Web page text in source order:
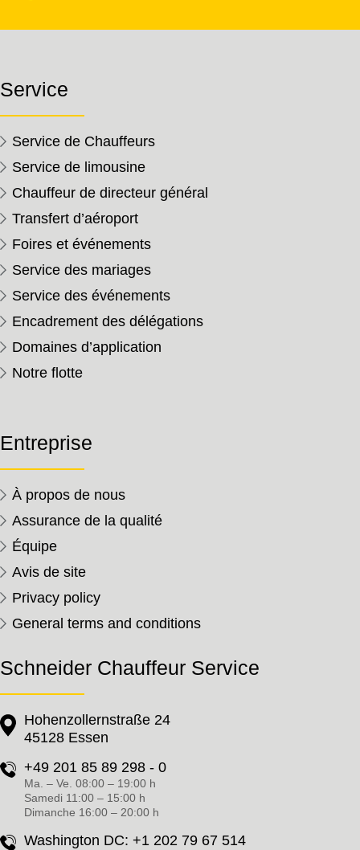
Service
Service de Chauffeurs
Service de limousine
Chauffeur de directeur général
Transfert d’aéroport
Foires et événements
Service des mariages
Service des événements
Encadrement des délégations
Domaines d’application
Notre flotte
Entreprise
À propos de nous
Assurance de la qualité
Équipe
Avis de site
Privacy policy
General terms and conditions
Schneider Chauffeur Service
Hohenzollernstraße 24
45128 Essen
+49 201 85 89 298 - 0
Ma. – Ve. 08:00 – 19:00 h
Samedi 11:00 – 15:00 h
Dimanche 16:00 – 20:00 h
Washington DC: +1 202 79 67 514